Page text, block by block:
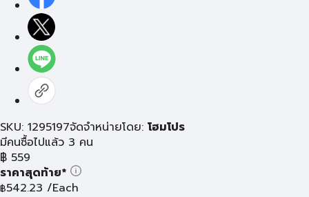
SKU: 1295197จัดจำหน่ายโดย: โฮมโปร
มีคนซื้อไปแล้ว 3 คน
฿ 559
ราคาสุดท้าย*
฿542.23 /Each